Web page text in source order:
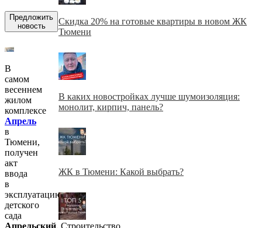
Предложить
новость
В
самом
весеннем
жилом
комплексе
Апрель
в
Тюмени,
получен
акт
ввода
в
эксплуатацию
детского
сада
Апрельский. Строительство
Скидка 20% на готовые квартиры в новом ЖК
Тюмени
В каких новостройках лучше шумоизоляция:
монолит, кирпич, панель?
ЖК в Тюмени: Какой выбрать?